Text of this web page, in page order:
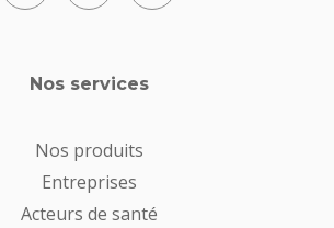
Nos services
Nos produits
Entreprises
Acteurs de santé